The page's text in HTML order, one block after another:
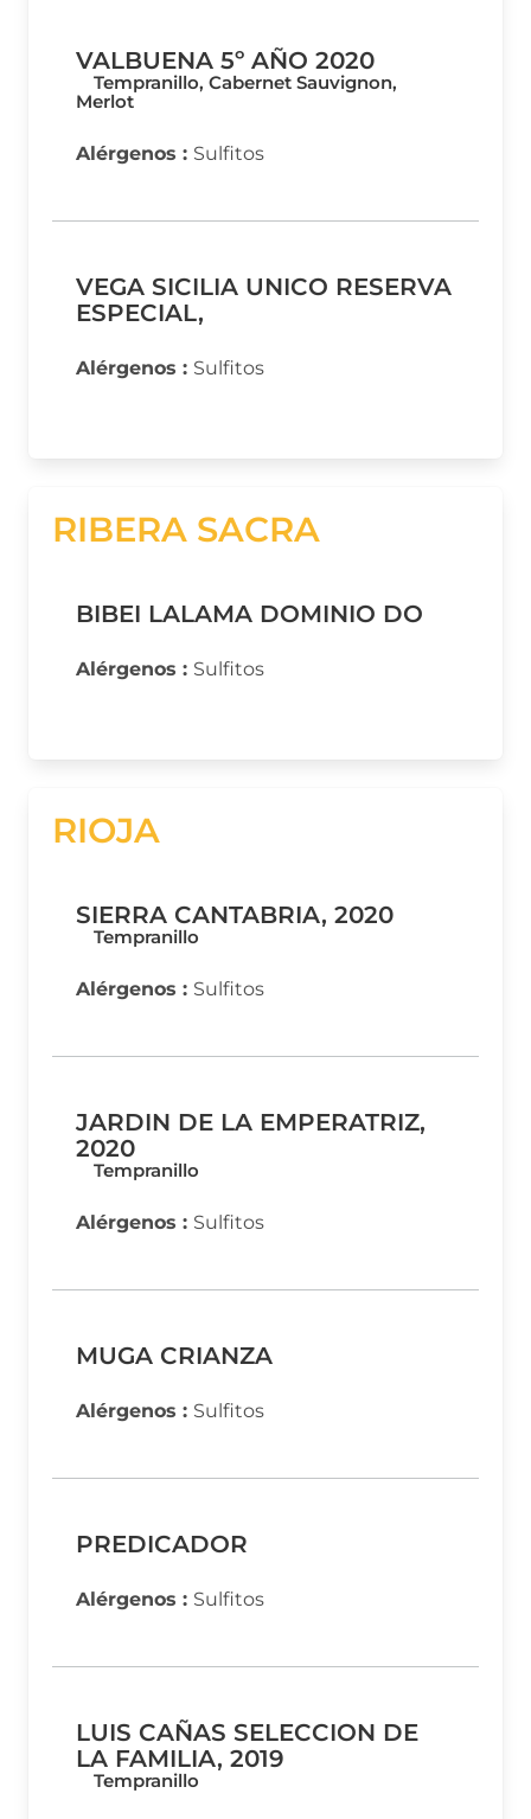
VALBUENA 5º AÑO 2020
Tempranillo, Cabernet Sauvignon,
Merlot
Alérgenos : Sulfitos
VEGA SICILIA UNICO RESERVA
ESPECIAL,
Alérgenos : Sulfitos
RIBERA SACRA
BIBEI LALAMA DOMINIO DO
Alérgenos : Sulfitos
RIOJA
SIERRA CANTABRIA, 2020
Tempranillo
Alérgenos : Sulfitos
JARDIN DE LA EMPERATRIZ,
2020
Tempranillo
Alérgenos : Sulfitos
MUGA CRIANZA
Alérgenos : Sulfitos
PREDICADOR
Alérgenos : Sulfitos
LUIS CAÑAS SELECCION DE
LA FAMILIA, 2019
Tempranillo